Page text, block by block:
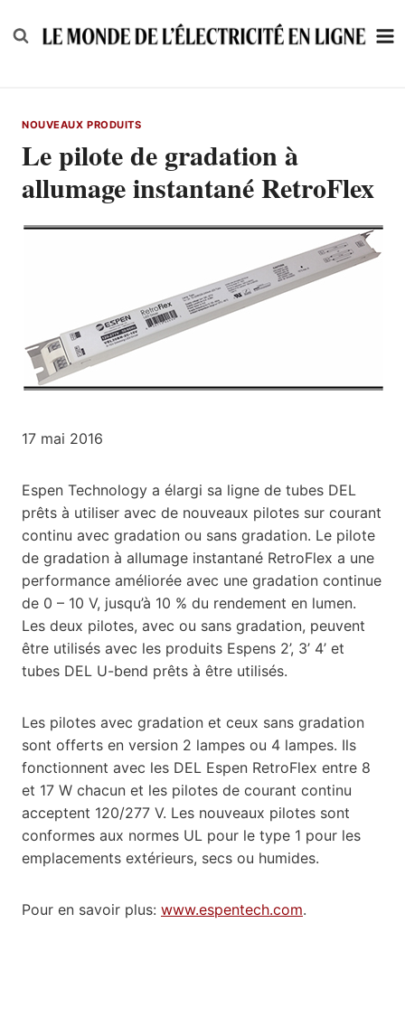
to
NOUVEAUX PRODUITS
Le pilote de gradation à
allumage instantané RetroFlex
17 mai 2016
Espen Technology a élargi sa ligne de tubes DEL
prêts à utiliser avec de nouveaux pilotes sur courant
continu avec gradation ou sans gradation. Le pilote
de gradation à allumage instantané RetroFlex a une
performance améliorée avec une gradation continue
de 0 – 10 V, jusqu’à 10 % du rendement en lumen.
Les deux pilotes, avec ou sans gradation, peuvent
être utilisés avec les produits Espens 2’, 3’ 4’ et
tubes DEL U-bend prêts à être utilisés.
Les pilotes avec gradation et ceux sans gradation
sont offerts en version 2 lampes ou 4 lampes. Ils
fonctionnent avec les DEL Espen RetroFlex entre 8
et 17 W chacun et les pilotes de courant continu
acceptent 120/277 V. Les nouveaux pilotes sont
conformes aux normes UL pour le type 1 pour les
emplacements extérieurs, secs ou humides.
Pour en savoir plus: www.espentech.com.